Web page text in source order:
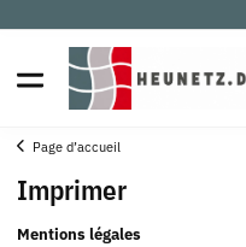
Page d’accueil
Imprimer
Mentions légales